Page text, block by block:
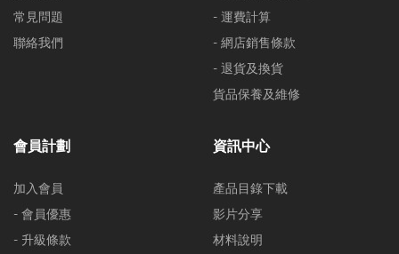
常見問題
聯絡我們
- 運費計算
- 網店銷售條款
- 退貨及換貨
貨品保養及維修
會員計劃
加入會員
- 會員優惠
- 升級條款
資訊中心
產品目錄下載
影片分享
材料說明